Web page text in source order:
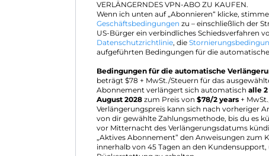
VERLÄNGERNDES VPN-ABO ZU KAUFEN.
Wenn ich unten auf „Abonnieren“ klicke,
Geschäftsbedingungen zu – einschließlich der
US-Bürger ein verbindliches Schiedsverfahren
Datenschutzrichtlinie, die
aufgeführten Bedingungen für die
Bedingungen für die automatische
beträgt $78 + MwSt./Steuern für das
Abonnement verlängert sich automatisch alle 2
August 2028 zum Preis von $78/2 years +
Verlängerungspreis kann sich nach vorheriger
von dir gewählte Zahlungsmethode, bis du es
vor Mitternacht des Verlängerungsdatums
„Aktives Abonnement” den Anweisungen zum
innerhalb von 45 Tagen an den